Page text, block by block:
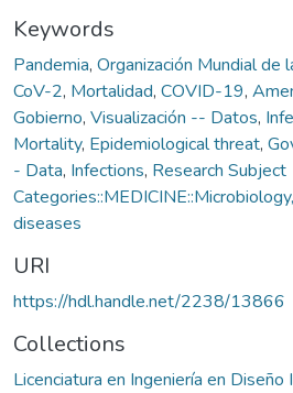
Keywords
Pandemia, Organización Mundial de
CoV-2, Mortalidad, COVID-19,
Gobierno, Visualización -- Datos,
Mortality, Epidemiological threat,
- Data, Infections, Research Subject
diseases
URI
https://hdl.handle.net/2238/13866
Collections
Licenciatura en Ingeniería en Diseño